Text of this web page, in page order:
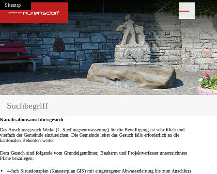
Navigieren in Nürensdorf
Schnellnavigation
Home
Navigation
Inhalt
Suche
Sitemap Hauptnavigation
Kanalisationsanschlussgesuch
Das Anschlussgesuch Werke (4. Siedlungsentwässerung) für die Bewilligung ist schriftlich und
vierfach der Gemeinde einzureichen. Die Gemeinde leitet das Gesuch falls erforderlich an die
kantonalen Behörden weiter.
Dem Gesuch sind folgende vom Grundeigentümer, Bauherrn und Projektverfasser unterzeichnete
Pläne beizulegen:
4-fach Situationsplan (Katasterplan GIS) mit eingetragener Abwasserleitung bis zum Anschluss